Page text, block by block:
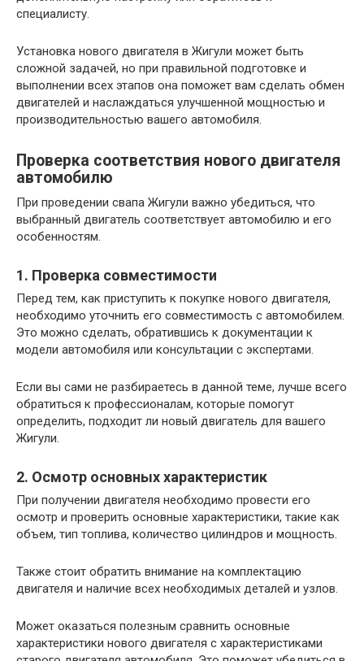
специалисту.
Установка нового двигателя в Жигули может быть
сложной задачей, но при правильной подготовке и
выполнении всех этапов она поможет вам сделать обмен
двигателей и наслаждаться улучшенной мощностью и
производительностью вашего автомобиля.
Проверка соответствия нового двигателя
автомобилю
При проведении свапа Жигули важно убедиться, что
выбранный двигатель соответствует автомобилю и его
особенностям.
1. Проверка совместимости
Перед тем, как приступить к покупке нового двигателя,
необходимо уточнить его совместимость с автомобилем.
Это можно сделать, обратившись к документации к
модели автомобиля или консультации с экспертами.
Если вы сами не разбираетесь в данной теме, лучше всего
обратиться к профессионалам, которые помогут
определить, подходит ли новый двигатель для вашего
Жигули.
2. Осмотр основных характеристик
При получении двигателя необходимо провести его
осмотр и проверить основные характеристики, такие как
объем, тип топлива, количество цилиндров и мощность.
Также стоит обратить внимание на комплектацию
двигателя и наличие всех необходимых деталей и узлов.
Может оказаться полезным сравнить основные
характеристики нового двигателя с характеристиками